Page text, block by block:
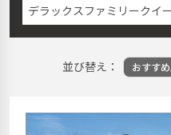
デラックスファミリークイ
並び替え： おすす